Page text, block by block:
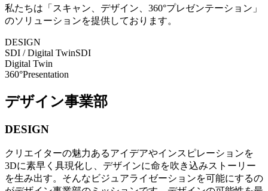
私たちは「スキャン、デザイン、360°プレゼンテーション」
のソリューションを提供しております。
DESIGN
SDI / Digital TwinSDI
Digital Twin
360°Presentation
デザイン事業部
DESIGN
クリエイターの魅力あるアイデアやインスピレーションを
3Dに素早く具現化し、デザインに命を吹き込みストーリー
を生み出す。そんなビジュアライゼーションを可能にするの